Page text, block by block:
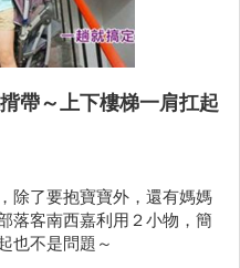
帶～上下樓梯一肩扛起
除了要抱寶寶外，還有媽媽
落客南西嘉利用２小物，簡
也不是問題～